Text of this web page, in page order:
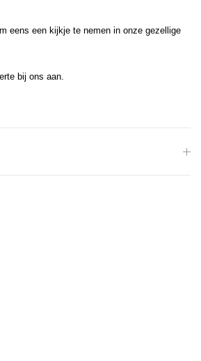
eens een kijkje te nemen in onze gezellige
bij ons aan.